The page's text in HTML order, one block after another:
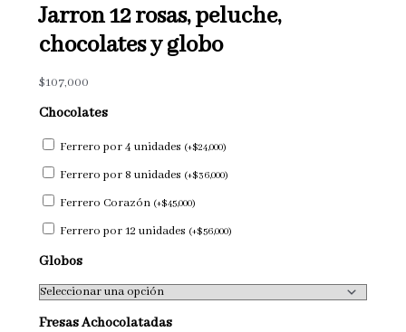
Jarron 12 rosas, peluche,
chocolates y globo
$107,000
Chocolates
Ferrero por 4 unidades (+$24,000)
Ferrero por 8 unidades (+$36,000)
Ferrero Corazón (+$45,000)
Ferrero por 12 unidades (+$56,000)
Globos
Fresas Achocolatadas